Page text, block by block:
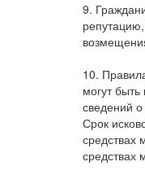
9.
10.
могут
сведений о
Срок
средствах
средствах